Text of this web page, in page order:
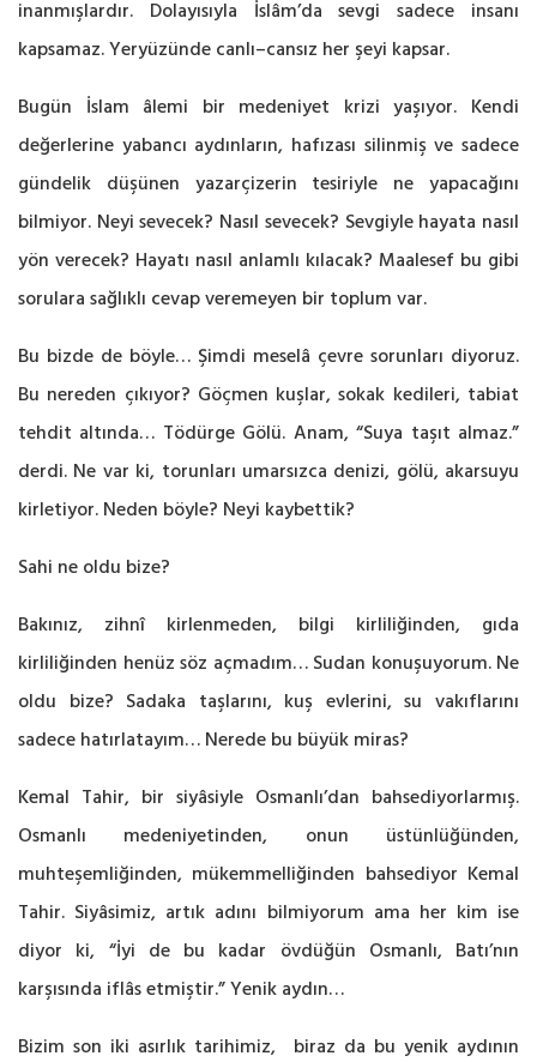
inanmışlardır. Dolayısıyla İslâm’da sevgi sadece insanı
kapsamaz. Yeryüzünde canlı–cansız her şeyi kapsar.
Bugün İslam âlemi bir medeniyet krizi yaşıyor. Kendi
değerlerine yabancı aydınların, hafızası silinmiş ve sadece
gündelik düşünen yazarçizerin tesiriyle ne yapacağını
bilmiyor. Neyi sevecek? Nasıl sevecek? Sevgiyle hayata nasıl
yön verecek? Hayatı nasıl anlamlı kılacak? Maalesef bu gibi
sorulara sağlıklı cevap veremeyen bir toplum var.
Bu bizde de böyle… Şimdi meselâ çevre sorunları diyoruz.
Bu nereden çıkıyor? Göçmen kuşlar, sokak kedileri, tabiat
tehdit altında… Tödürge Gölü. Anam, “Suya taşıt almaz.”
derdi. Ne var ki, torunları umarsızca denizi, gölü, akarsuyu
kirletiyor. Neden böyle? Neyi kaybettik?
Sahi ne oldu bize?
Bakınız, zihnî kirlenmeden, bilgi kirliliğinden, gıda
kirliliğinden henüz söz açmadım… Sudan konuşuyorum. Ne
oldu bize? Sadaka taşlarını, kuş evlerini, su vakıflarını
sadece hatırlatayım… Nerede bu büyük miras?
Kemal Tahir, bir siyâsiyle Osmanlı’dan bahsediyorlarmış.
Osmanlı medeniyetinden, onun üstünlüğünden,
muhteşemliğinden, mükemmelliğinden bahsediyor Kemal
Tahir. Siyâsimiz, artık adını bilmiyorum ama her kim ise
diyor ki, “İyi de bu kadar övdüğün Osmanlı, Batı’nın
karşısında iflâs etmiştir.” Yenik aydın…
Bizim son iki asırlık tarihimiz, biraz da bu yenik aydının